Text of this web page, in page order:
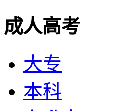
成人高考
大专
本科